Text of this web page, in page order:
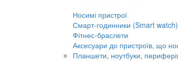
Носимі пристрої
Смарт-годинники (Smart watch)
Фітнес-браслети
Аксесуари до пристроїв, що
Планшети, ноутбуки,